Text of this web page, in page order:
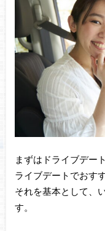
まずはドライブデー
ライブデートでおす
それを基本として、
す。